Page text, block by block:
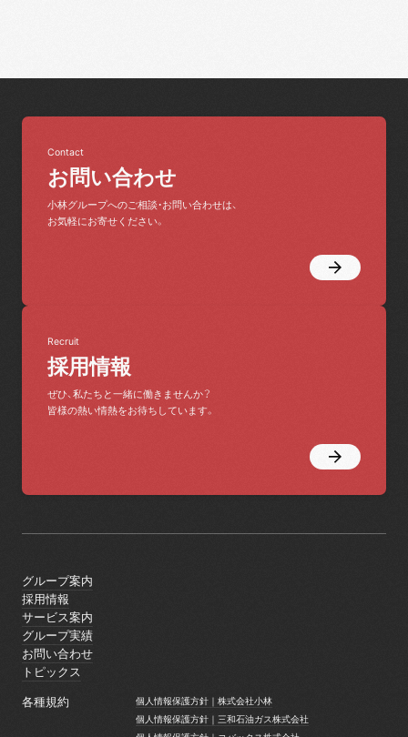
お問い合わせ
Contact
小林グループへのご相談・お問い合わせは、
お気軽にお寄せください。
採用情報
Recruit
ぜひ、私たちと一緒に働きませんか？
皆様の熱い情熱をお待ちしています。
グループ案内
グループ案内
採用情報
採用情報
サービス案内
サービス案内
グループ実績
グループ実績
お問い合わせ
お問い合わせ
トピックス
各種規約
個人情報保護方針｜株式会社小林
個人情報保護方針｜株式会社小林
個人情報保護方針｜三和石油ガス株式会社
個人情報保護方針｜三和石油ガス株式会社